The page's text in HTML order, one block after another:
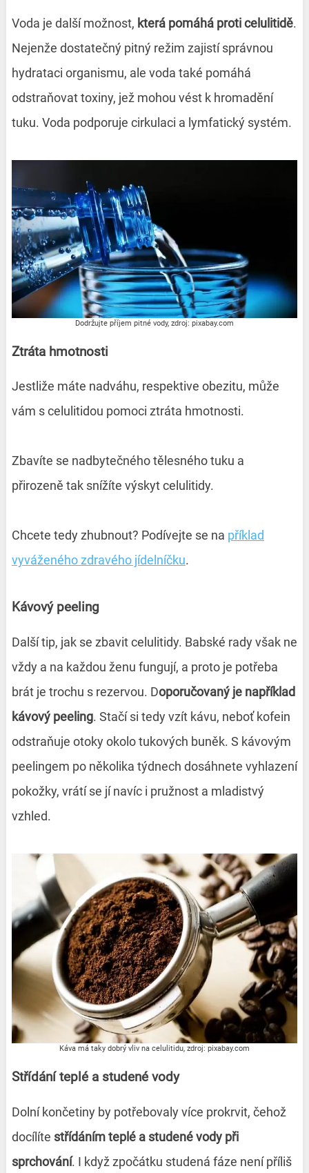
Voda je další možnost, která pomáhá proti celulitidě.
Nejenže dostatečný pitný režim zajistí správnou
hydrataci organismu, ale voda také pomáhá
odstraňovat toxiny, jež mohou vést k hromadění
tuku. Voda podporuje cirkulaci a lymfatický systém.
Dodržujte příjem pitné vody, zdroj: pixabay.com
Ztráta hmotnosti
Jestliže máte nadváhu, respektive obezitu, může
vám s celulitidou pomoci ztráta hmotnosti.
Zbavíte se nadbytečného tělesného tuku a
přirozeně tak snížíte výskyt celulitidy.
Chcete tedy zhubnout? Podívejte se na příklad
vyváženého zdravého jídelníčku.
Kávový peeling
Další tip, jak se zbavit celulitidy. Babské rady však ne
vždy a na každou ženu fungují, a proto je potřeba
brát je trochu s rezervou. Doporučovaný je například
kávový peeling. Stačí si tedy vzít kávu, neboť kofein
odstraňuje otoky okolo tukových buněk. S kávovým
peelingem po několika týdnech dosáhnete vyhlazení
pokožky, vrátí se jí navíc i pružnost a mladistvý
vzhled.
Káva má taky dobrý vliv na celulitidu, zdroj: pixabay.com
Střídání teplé a studené vody
Dolní končetiny by potřebovaly více prokrvit, čehož
docílíte střídáním teplé a studené vody při
sprchování. I když zpočátku studená fáze není příliš